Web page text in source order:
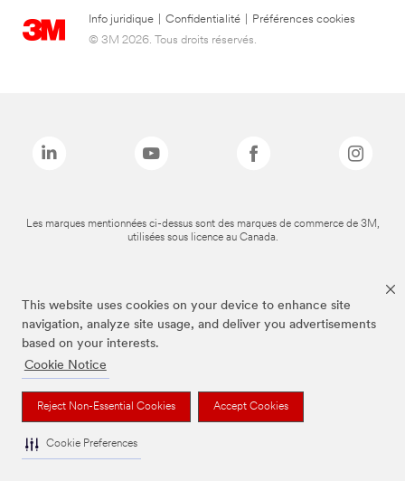
This website uses cookies on your device to enhance site
navigation, analyze site usage, and deliver you advertisements
based on your interests.
Cookie Notice
Reject Non-Essential Cookies Accept Cookies
Cookie Preferences
Info juridique Confidentialité
Préférences cookies
© 3M 2026. Tous droits réservés.
Les marques mentionnées ci-dessus sont des marques de commerce de 3M,
utilisées sous licence au Canada.